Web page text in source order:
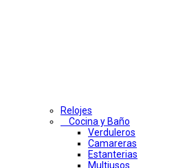
Relojes
Cocina y Baño
Verduleros
Camareras
Estanterias
Multiusos